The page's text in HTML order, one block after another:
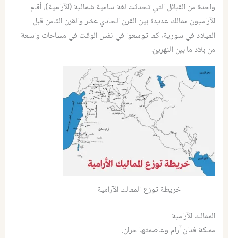
واحدة من القبائل التي تحدثت لغة سامية شمالية (الآرامية)، أقام
الآراميون ممالك عديدة بين القرن الحادي عشر والقرن الثامن قبل
الميلاد في سورية، كما توسعوا في نفس الوقت في مساحات واسعة
من بلاد ما بين النهرين.
خريطة توزع الممالك الآرامية
الممالك الآرامية
مملكة فدان آرام وعاصمتها حران.